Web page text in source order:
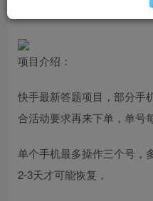
项目介绍：
快手最新答题项目，部分手
合活动要求再来下单，单号
单个手机最多操作三个号，
2-3天才可能恢复，